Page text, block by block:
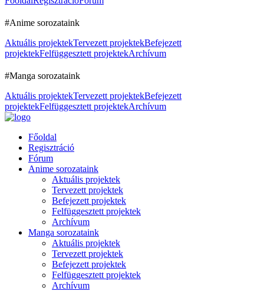
#Anime sorozataink
Aktuális projektekTervezett projektekBefejezett
projektekFelfüggesztett projektekArchívum
#Manga sorozataink
Aktuális projektekTervezett projektekBefejezett
projektekFelfüggesztett projektekArchívum
Főoldal
Regisztráció
Fórum
Anime sorozataink
Aktuális projektek
Tervezett projektek
Befejezett projektek
Felfüggesztett projektek
Archívum
Manga sorozataink
Aktuális projektek
Tervezett projektek
Befejezett projektek
Felfüggesztett projektek
Archívum